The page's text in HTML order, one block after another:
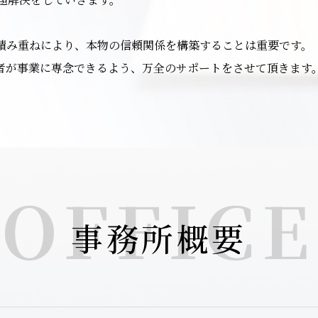
重ねにより、本物の信頼関係を構築することは重要です。
事業に専念できるよう、万全のサポートをさせて頂きます
OFFICE
事務所概要